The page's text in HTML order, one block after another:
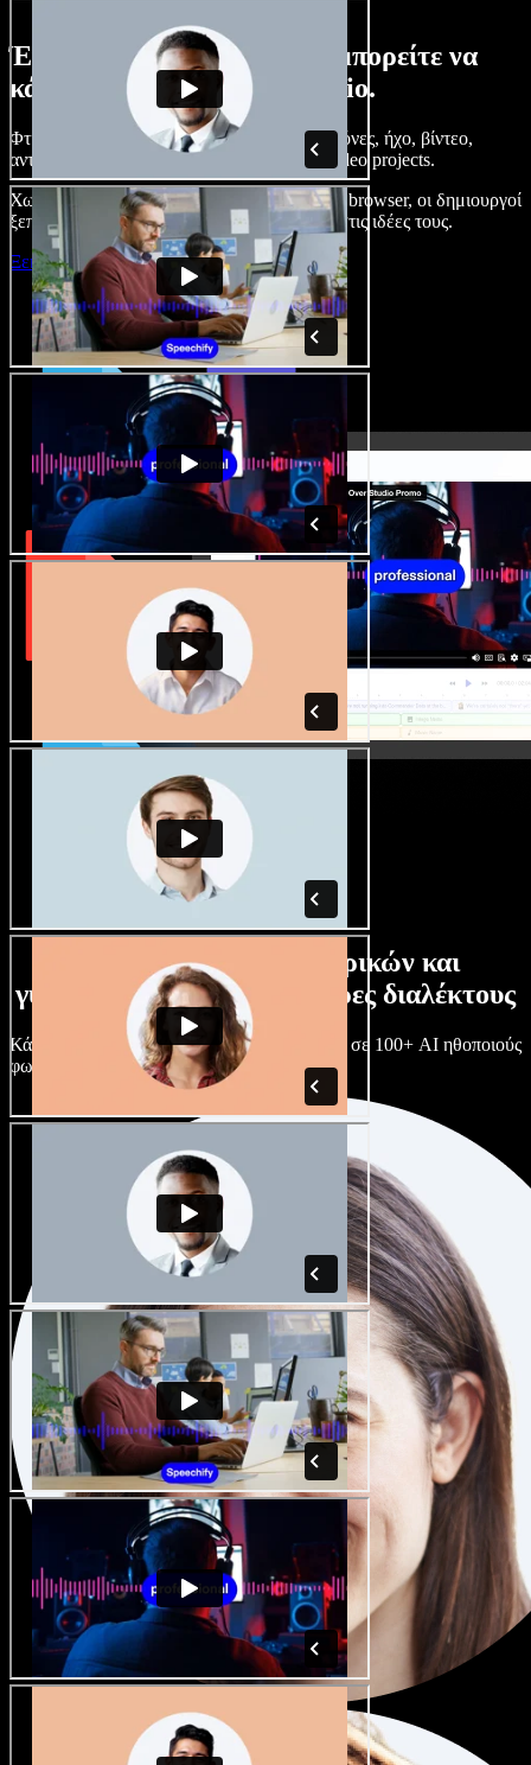
Ένα μικρό δείγμα από όσα μπορείτε να
κάνετε με το Speechify Studio.
Φτιάξτε voice overs, προσθέστε δωρεάν εικόνες, ήχο, βίντεο,
αντιγραφή φωνής – ολοκληρωμένα audio/video projects.
Χωρίς καμπύλη εκμάθησης και με όλα στον browser, οι δημιουργοί
ξεπερνούν τα κλασικά όρια και δίνουν ζωή στις ιδέες τους.
Ξεκινήστε με το Studio
Τεράστια συλλογή ανδρικών και
γυναικείων φωνών με άπειρες διαλέκτους
Κάθε έργο είναι μοναδικό. Διάλεξε ανάμεσα σε 100+ AI ηθοποιούς
φωνής & διαλέκτους και κάν’ τους όπως θες.